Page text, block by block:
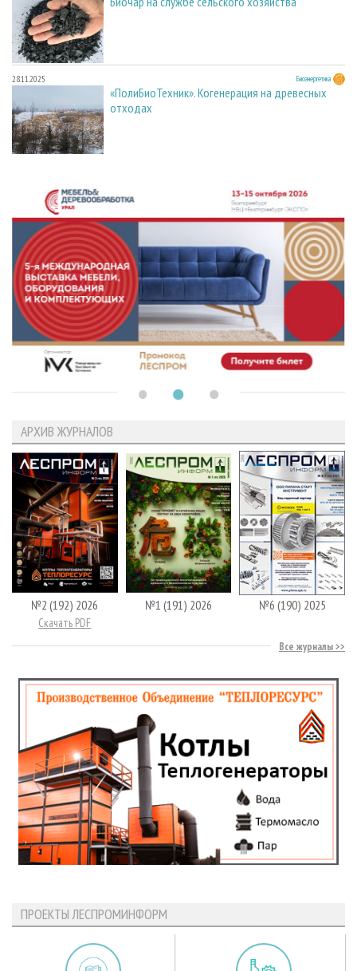
28.11.2025 Биоэнергетика
«ПолиБиоТехник». Когенерация на древесных
отходах
АРХИВ ЖУРНАЛОВ
№2 (192) 2026
Скачать PDF
№1 (191) 2026 №6 (190) 2025
Все журналы
ПРОЕКТЫ ЛЕСПРОМИНФОРМ